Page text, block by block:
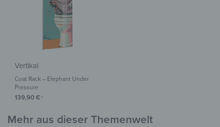
Vertikal
Coat Rack – Elephant Under
Pressure
139,90€ *
Mehr aus dieser Themenwelt